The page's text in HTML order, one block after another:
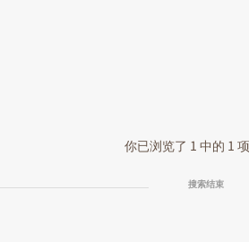
你已浏览了 1 中的 1
搜索结束